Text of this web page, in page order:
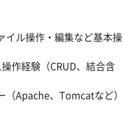
イル操作・編集など基本操
作経験（CRUD、結合含
（Apache、Tomcatなど）